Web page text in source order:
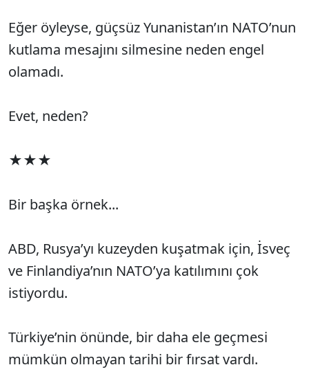
Eğer öyleyse, güçsüz Yunanistan’ın NATO’nun
kutlama mesajını silmesine neden engel
olamadı.
Evet, neden?
★★★
Bir başka örnek...
ABD, Rusya’yı kuzeyden kuşatmak için, İsveç
ve Finlandiya’nın NATO’ya katılımını çok
istiyordu.
Türkiye’nin önünde, bir daha ele geçmesi
mümkün olmayan tarihi bir fırsat vardı.